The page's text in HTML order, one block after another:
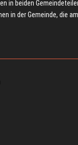
in beiden
in der Gemeinde, die